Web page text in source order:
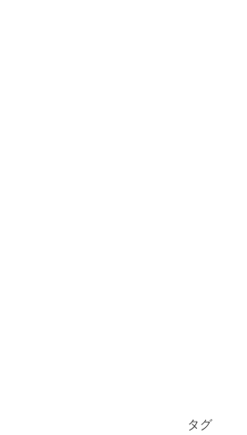
タグ